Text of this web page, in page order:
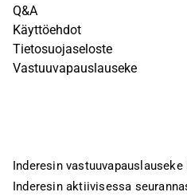
Q&A
Käyttöehdot
Tietosuojaseloste
Vastuuvapauslauseke
Inderesin
Inderesin aktiivisessa